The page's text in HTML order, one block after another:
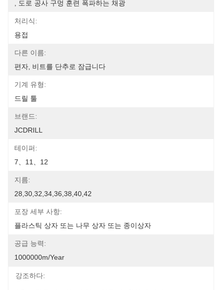
, 도로 공사 구멍 훈련 폭파하는 채광
처리식:
용접
다른 이름:
편자, 비트를 단추로 잠급니다
기계 유형:
드릴 툴
브랜드:
JCDRILL
테이퍼:
7、11、12
지름:
28,30,32,34,36,38,40,42
포장 세부 사항:
플라스틱 상자 또는 나무 상자 또는 종이상자
공급 능력:
1000000m/year
강조하다: